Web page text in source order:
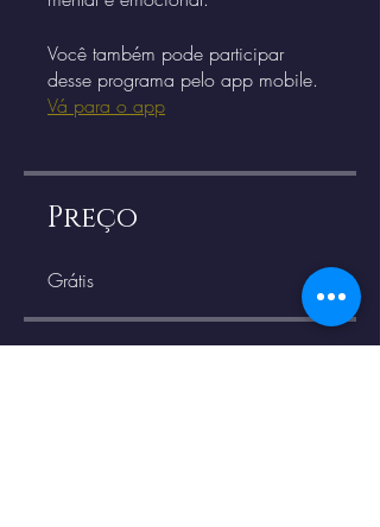
Você também pode participar
desse programa pelo app mobile.
Vá para o app
Preço
Grátis